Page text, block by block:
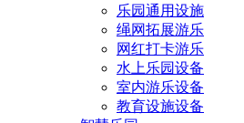
乐园通用设施
绳网拓展游乐
网红打卡游乐
水上乐园设备
室内游乐设备
教育设施设备